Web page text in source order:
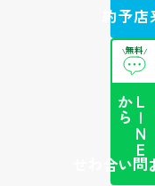
来店予約
\無料/
L
I
N
E
か
ら